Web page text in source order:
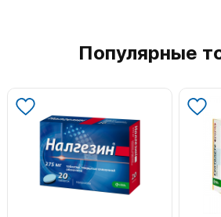
Популярные